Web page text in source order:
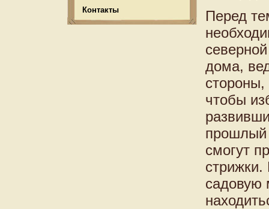
Контакты
Перед
дома,
чтобы
прошлый
смогут
стрижки.
садовую